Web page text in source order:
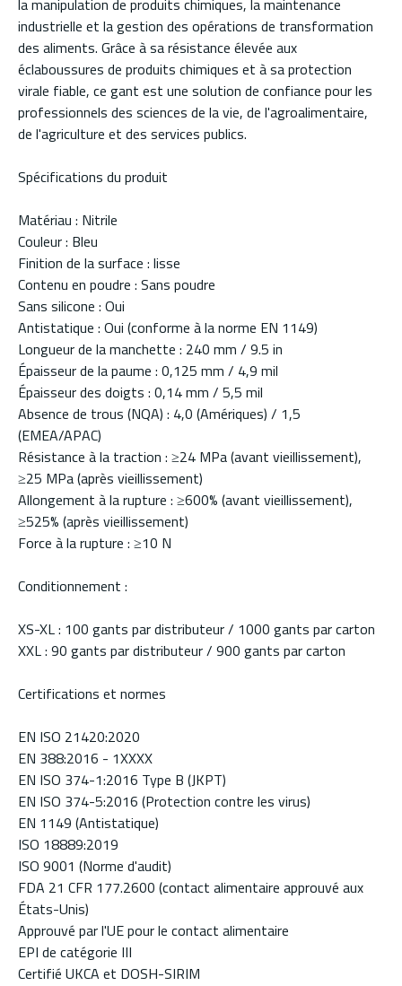
la manipulation de produits chimiques, la maintenance
industrielle et la gestion des opérations de transformation
des aliments. Grâce à sa résistance élevée aux
éclaboussures de produits chimiques et à sa protection
virale fiable, ce gant est une solution de confiance pour les
professionnels des sciences de la vie, de l'agroalimentaire,
de l'agriculture et des services publics.
Spécifications du produit
Matériau : Nitrile
Couleur : Bleu
Finition de la surface : lisse
Contenu en poudre : Sans poudre
Sans silicone : Oui
Antistatique : Oui (conforme à la norme EN 1149)
Longueur de la manchette : 240 mm / 9.5 in
Épaisseur de la paume : 0,125 mm / 4,9 mil
Épaisseur des doigts : 0,14 mm / 5,5 mil
Absence de trous (NQA) : 4,0 (Amériques) / 1,5
(EMEA/APAC)
Résistance à la traction : ≥24 MPa (avant vieillissement),
≥25 MPa (après vieillissement)
Allongement à la rupture : ≥600% (avant vieillissement),
≥525% (après vieillissement)
Force à la rupture : ≥10 N
Conditionnement :
XS-XL : 100 gants par distributeur / 1000 gants par carton
XXL : 90 gants par distributeur / 900 gants par carton
Certifications et normes
EN ISO 21420:2020
EN 388:2016 - 1XXXX
EN ISO 374-1:2016 Type B (JKPT)
EN ISO 374-5:2016 (Protection contre les virus)
EN 1149 (Antistatique)
ISO 18889:2019
ISO 9001 (Norme d'audit)
FDA 21 CFR 177.2600 (contact alimentaire approuvé aux
États-Unis)
Approuvé par l'UE pour le contact alimentaire
EPI de catégorie III
Certifié UKCA et DOSH-SIRIM